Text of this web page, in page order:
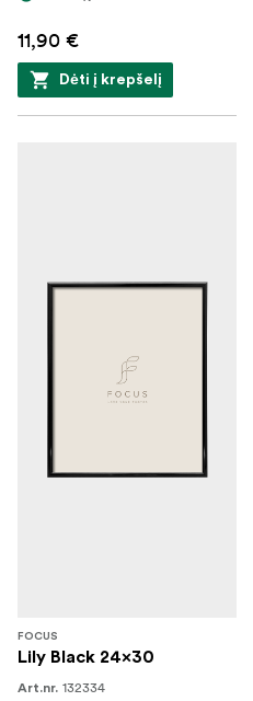
11,90 €
Dėti į krepšelį
FOCUS
Lily Black 24x30
Art.nr. 132334